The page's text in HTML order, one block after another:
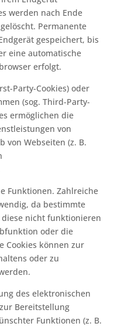
werden nach Ende
Permanente
gespeichert, bis
eine automatische
erfolgt.
Party-Cookies) oder
(sog. Third-Party-
ermöglichen die
von
Webseiten (z. B.
Funktionen. Zahlreiche
da bestimmte
nicht funktionieren
oder die
Cookies können zur
oder zu
des elektronischen
Bereitstellung
Funktionen (z. B.